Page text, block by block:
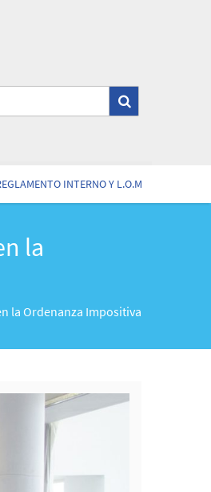
INTERNO Y L.O.M
la
la Ordenanza Impositiva